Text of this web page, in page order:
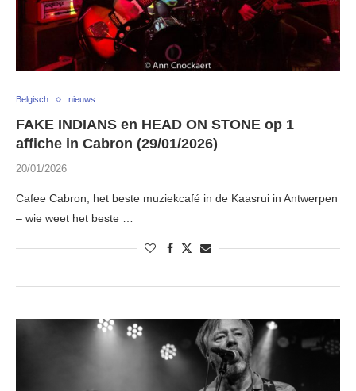
Belgisch nieuws
FAKE INDIANS en HEAD ON STONE op 1
affiche in Cabron (29/01/2026)
20/01/2026
Cafee Cabron, het beste muziekcafé in de Kaasrui in Antwerpen
– wie weet het beste …